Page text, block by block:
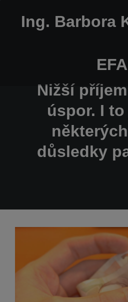
Ing. Barbora
EFA
Nižší
úspor. I
důsledky